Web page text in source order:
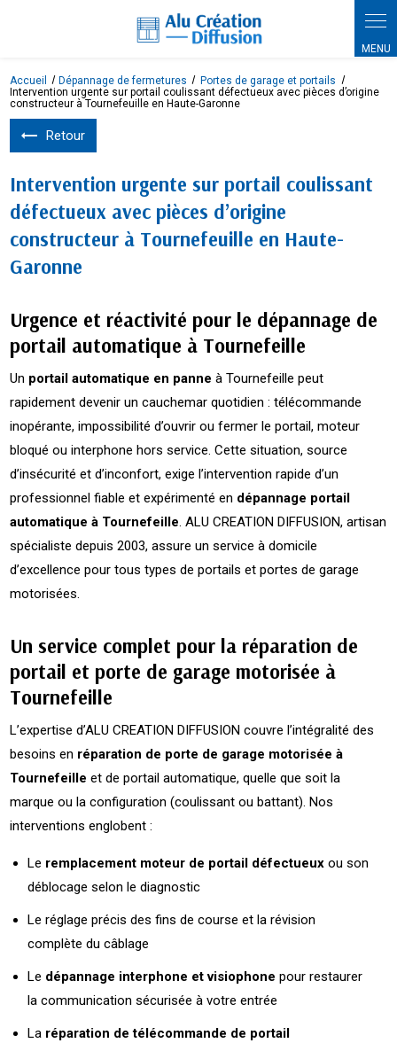
Accueil Dépannage de fermetures
Portes de garage et portails
Intervention urgente sur portail coulissant défectueux avec pièces d’origine
constructeur à Tournefeuille en Haute-Garonne
Retour
Intervention urgente sur portail coulissant
défectueux avec pièces d’origine
constructeur à Tournefeuille en Haute-
Garonne
Urgence et réactivité pour le dépannage de
portail automatique à Tournefeille
Un portail automatique en panne à Tournefeille peut
rapidement devenir un cauchemar quotidien : télécommande
inopérante, impossibilité d’ouvrir ou fermer le portail, moteur
bloqué ou interphone hors service. Cette situation, source
d’insécurité et d’inconfort, exige l’intervention rapide d’un
professionnel fiable et expérimenté en dépannage portail
automatique à Tournefeille. ALU CREATION DIFFUSION, artisan
spécialiste depuis 2003, assure un service à domicile
d’excellence pour tous types de portails et portes de garage
motorisées.
Un service complet pour la réparation de
portail et porte de garage motorisée à
Tournefeille
L’expertise d’ALU CREATION DIFFUSION couvre l’intégralité des
besoins en réparation de porte de garage motorisée à
Tournefeille et de portail automatique, quelle que soit la
marque ou la configuration (coulissant ou battant). Nos
interventions englobent :
Le remplacement moteur de portail défectueux ou son
déblocage selon le diagnostic
Le réglage précis des fins de course et la révision
complète du câblage
Le dépannage interphone et visiophone pour restaurer
la communication sécurisée à votre entrée
La réparation de télécommande de portail